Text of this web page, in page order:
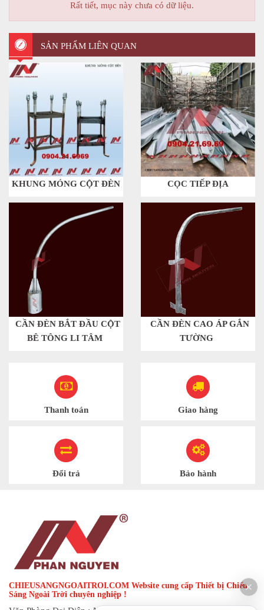
Rất tiết, mục này chưa có dữ liệu.
SẢN PHẨM LIÊN QUAN
KHUNG MÓNG CỘT ĐÈN CỌC TIẾP ĐỊA
CẦN ĐÈN BẮT ĐẦU CỘT
BÊ TÔNG LI TÂM
CẦN ĐÈN CAO ÁP GẮN
TƯỜNG
Thanh toán Giao hàng
Đổi trả Bảo hành
CHIEUSANGNGOAITROI.COM Website cung cấp Thiết bị Chiếu
Sáng Ngoài Trời chuyên nghiệp !